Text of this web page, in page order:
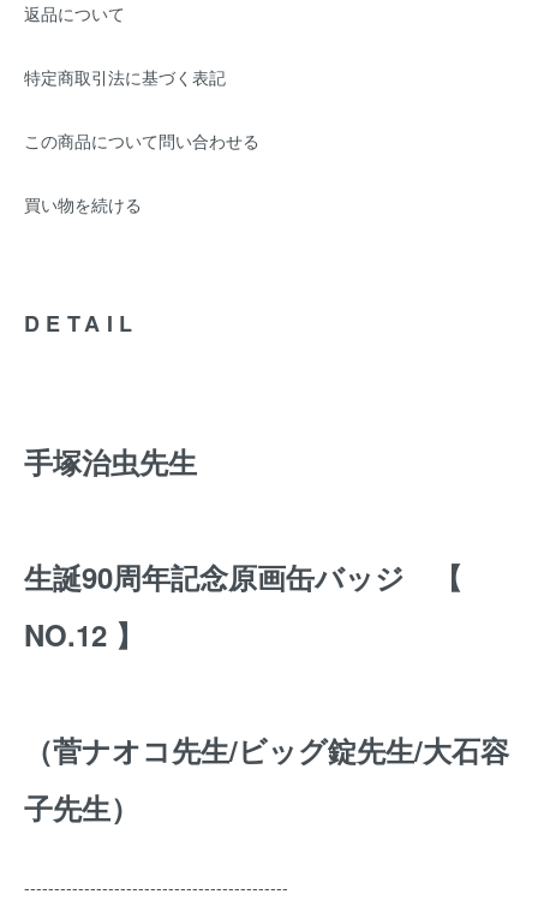
返品について
特定商取引法に基づく表記
この商品について問い合わせる
買い物を続ける
DETAIL
手塚治虫先生
生誕90周年記念原画缶バッジ 【
NO.12 】
（菅ナオコ先生/ビッグ錠先生/大石容
子先生）
--------------------------------------------